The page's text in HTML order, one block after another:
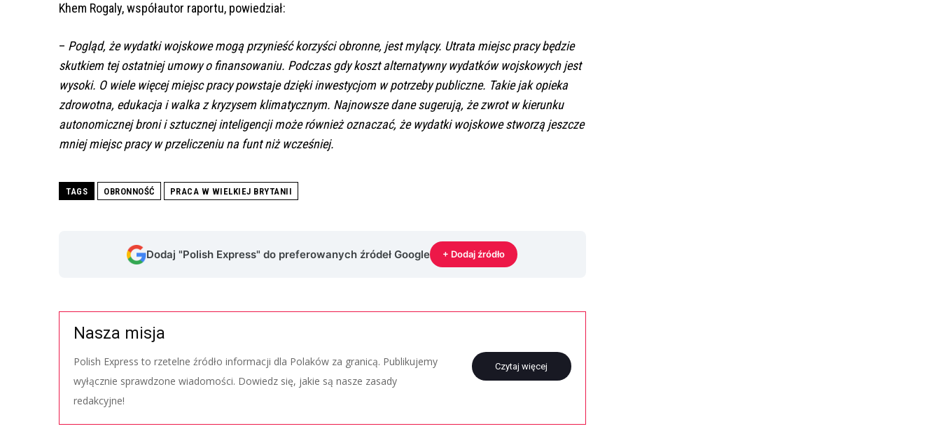
Khem Rogaly, współautor raportu, powiedział:
– Pogląd, że wydatki wojskowe mogą przynieść korzyści obronne, jest mylący. Utrata miejsc pracy będzie
skutkiem tej ostatniej umowy o finansowaniu. Podczas gdy koszt alternatywny wydatków wojskowych jest
wysoki. O wiele więcej miejsc pracy powstaje dzięki inwestycjom w potrzeby publiczne. Takie jak opieka
zdrowotna, edukacja i walka z kryzysem klimatycznym. Najnowsze dane sugerują, że zwrot w kierunku
autonomicznej broni i sztucznej inteligencji może również oznaczać, że wydatki wojskowe stworzą jeszcze
mniej miejsc pracy w przeliczeniu na funt niż wcześniej.
TAGS OBRONNOŚĆ PRACA W WIELKIEJ BRYTANII
Dodaj "Polish Express" do preferowanych źródeł Google + Dodaj źródło
Nasza misja
Polish Express to rzetelne źródło informacji dla Polaków za granicą. Publikujemy
wyłącznie sprawdzone wiadomości. Dowiedz się, jakie są nasze zasady
redakcyjne!
Czytaj więcej